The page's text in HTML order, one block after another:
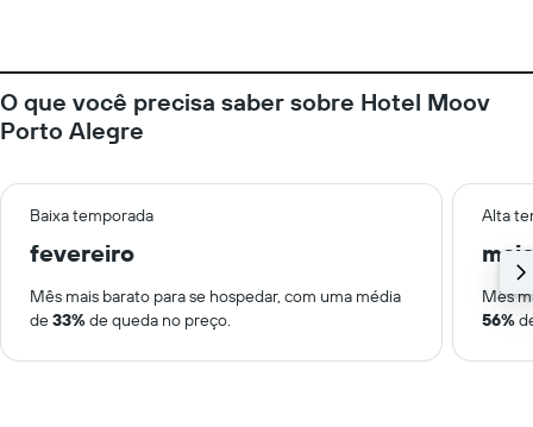
O que você precisa saber sobre Hotel Moov
Porto Alegre
Baixa temporada Alta
fevereiro
Mês mais barato para se hospedar, com uma média
de33%de queda no preço.
Mês
56%